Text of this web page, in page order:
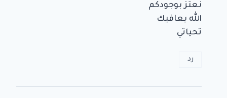
نعتز بوجودكم
الله يعافيك
تحياتي
رد